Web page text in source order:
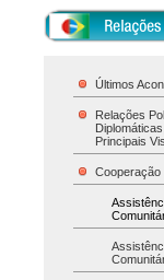
Últimos
Relações
Principais
Cooperação